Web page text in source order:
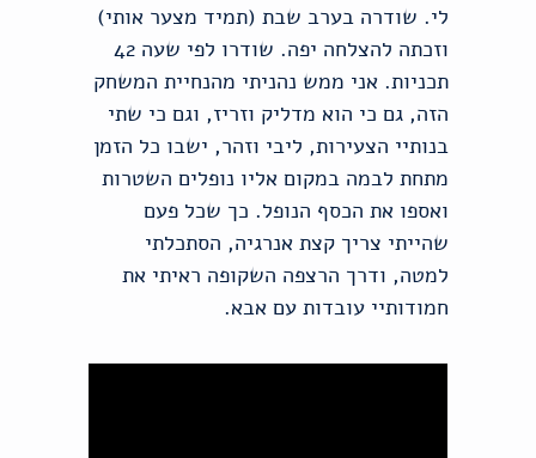
לי. שודרה בערב שבת (תמיד מצער אותי)
וזכתה להצלחה יפה. שודרו לפי שעה 42
תכניות. אני ממש נהניתי מהנחיית המשחק
הזה, גם כי הוא מדליק וזריז, וגם כי שתי
בנותיי הצעירות, ליבי וזהר, ישבו כל הזמן
מתחת לבמה במקום אליו נופלים השטרות
ואספו את הכסף הנופל. כך שכל פעם
שהייתי צריך קצת אנרגיה, הסתכלתי
למטה, ודרך הרצפה השקופה ראיתי את
חמודותיי עובדות עם אבא.